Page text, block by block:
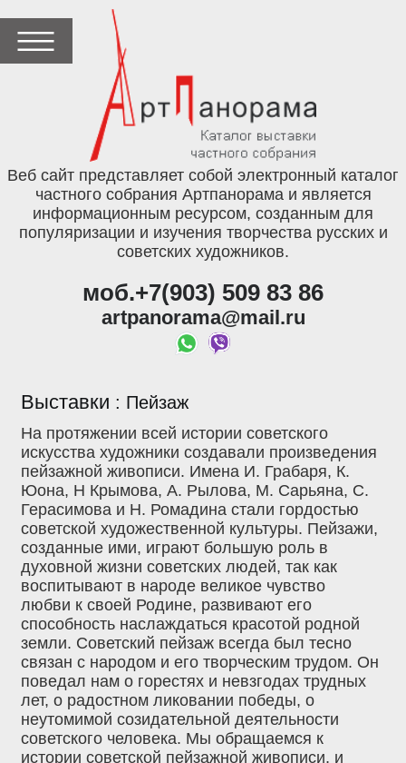
Веб сайт представляет собой электронный каталог
частного собрания Артпанорама и является
информационным ресурсом, созданным для
популяризации и изучения творчества русских и
советских художников.
моб.+7(903) 509 83 86
artpanorama@mail.ru
Выставки : Пейзаж
На протяжении всей истории советского
искусства художники создавали произведения
пейзажной живописи. Имена И. Грабаря, К.
Юона, Н Крымова, А. Рылова, М. Сарьяна, С.
Герасимова и Н. Ромадина стали гордостью
советской художественной культуры. Пейзажи,
созданные ими, играют большую роль в
духовной жизни советских людей, так как
воспитывают в народе великое чувство
любви к своей Родине, развивают его
способность наслаждаться красотой родной
земли. Советский пейзаж всегда был тесно
связан с народом и его творческим трудом. Он
поведал нам о горестях и невзгодах трудных
лет, о радостном ликовании победы, о
неутомимой созидательной деятельности
советского человека. Мы обращаемся к
истории советской пейзажной живописи, и